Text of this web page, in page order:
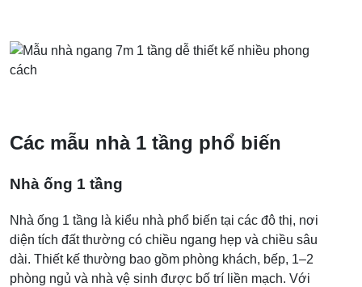
Các mẫu nhà 1 tầng phổ biến
Nhà ống 1 tầng
Nhà ống 1 tầng là kiểu nhà phổ biến tại các đô thị, nơi
diện tích đất thường có chiều ngang hẹp và chiều sâu
dài. Thiết kế thường bao gồm phòng khách, bếp, 1–2
phòng ngủ và nhà vệ sinh được bố trí liền mạch. Với